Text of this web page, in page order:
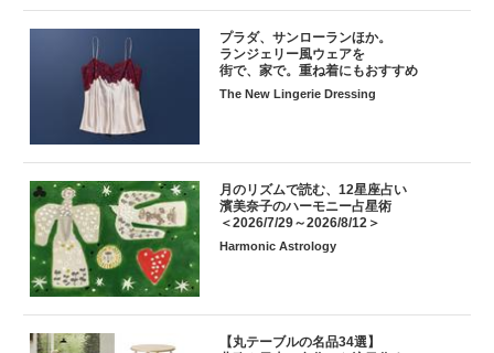
プラダ、サンローランほか。
ランジェリー風ウェアを
街で、家で。重ね着にもおすすめ
The New Lingerie Dressing
月のリズムで読む、12星座占い
濱美奈子のハーモニー占星術
＜2026/7/29～2026/8/12＞
Harmonic Astrology
【丸テーブルの名品34選】